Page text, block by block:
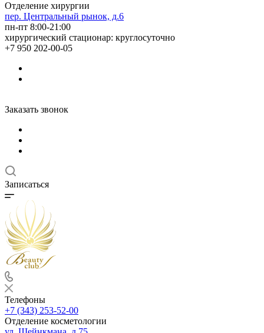
Отделение хирургии
пер. Центральный рынок, д.6
пн-пт 8:00-21:00
хирургический стационар: круглосуточно
+7 950 202-00-05
Заказать звонок
Записаться
Телефоны
+7 (343) 253-52-00
Отделение косметологии